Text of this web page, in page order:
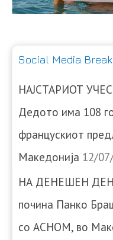
Social Media
НАЈСТАРИОТ
Дедото има 108
францускиот
Македонија 12/
НА ДЕНЕШЕН ДЕН:
почина Панко
со АСНОМ, во